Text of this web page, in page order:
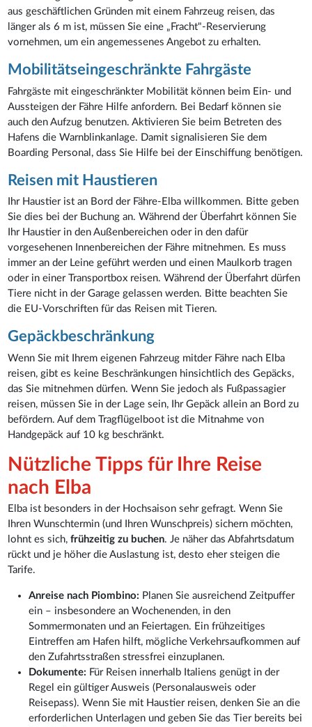
aus geschäftlichen Gründen mit einem Fahrzeug reisen, das
länger als 6 m ist, müssen Sie eine „Fracht"-Reservierung
vornehmen, um ein angemessenes Angebot zu erhalten.
Mobilitätseingeschränkte Fahrgäste
Fahrgäste mit eingeschränkter Mobilität können beim Ein- und
Aussteigen der Fähre Hilfe anfordern. Bei Bedarf können sie
auch den Aufzug benutzen. Aktivieren Sie beim Betreten des
Hafens die Warnblinkanlage. Damit signalisieren Sie dem
Boarding Personal, dass Sie Hilfe bei der Einschiffung benötigen.
Reisen mit Haustieren
Ihr Haustier ist an Bord der Fähre-Elba willkommen. Bitte geben
Sie dies bei der Buchung an. Während der Überfahrt können Sie
Ihr Haustier in den Außenbereichen oder in den dafür
vorgesehenen Innenbereichen der Fähre mitnehmen. Es muss
immer an der Leine geführt werden und einen Maulkorb tragen
oder in einer Transportbox reisen. Während der Überfahrt dürfen
Tiere nicht in der Garage gelassen werden. Bitte beachten Sie
die EU-Vorschriften für das Reisen mit Tieren.
Gepäckbeschränkung
Wenn Sie mit Ihrem eigenen Fahrzeug mitder Fähre nach Elba
reisen, gibt es keine Beschränkungen hinsichtlich des Gepäcks,
das Sie mitnehmen dürfen. Wenn Sie jedoch als Fußpassagier
reisen, müssen Sie in der Lage sein, Ihr Gepäck allein an Bord zu
befördern. Auf dem Tragflügelboot ist die Mitnahme von
Handgepäck auf 10 kg beschränkt.
Nützliche Tipps für Ihre Reise
nach Elba
Elba ist besonders in der Hochsaison sehr gefragt. Wenn Sie
Ihren Wunschtermin (und Ihren Wunschpreis) sichern möchten,
lohnt es sich,frühzeitig zu buchen. Je näher das Abfahrtsdatum
rückt und je höher die Auslastung ist, desto eher steigen die
Tarife.
Anreise nach Piombino: Planen Sie ausreichend Zeitpuffer
ein – insbesondere an Wochenenden, in den
Sommermonaten und an Feiertagen. Ein frühzeitiges
Eintreffen am Hafen hilft, mögliche Verkehrsaufkommen auf
den Zufahrtsstraßen stressfrei einzuplanen.
Dokumente: Für Reisen innerhalb Italiens genügt in der
Regel ein gültiger Ausweis (Personalausweis oder
Reisepass). Wenn Sie mit Haustier reisen, denken Sie an die
erforderlichen Unterlagen und geben Sie das Tier bereits bei